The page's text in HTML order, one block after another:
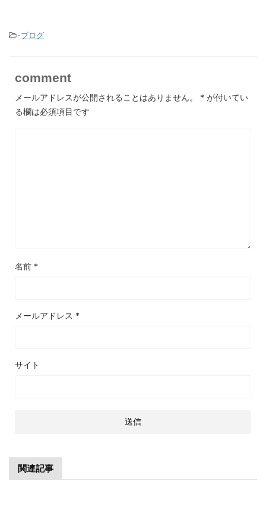
-ブログ
comment
メールアドレスが公開されることはありません。 * が付いてい
る欄は必須項目です
名前 *
メールアドレス *
サイト
関連記事